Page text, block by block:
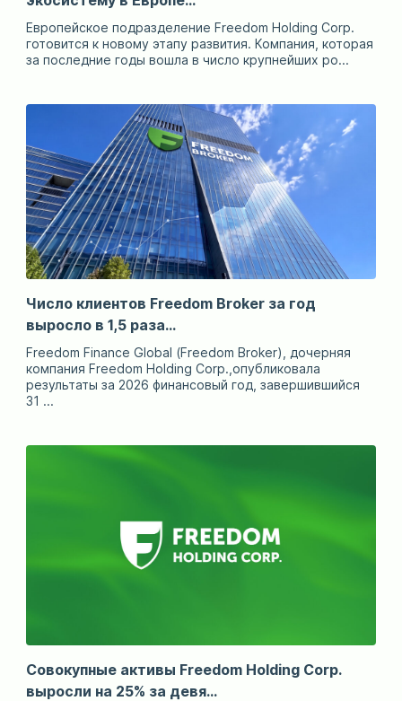
Европейское подразделение Freedom Holding Corp.
готовится к новому этапу развития. Компания, которая
за последние годы вошла в число крупнейших ро...
Число клиентов Freedom Broker за год
выросло в 1,5 раза...
Freedom Finance Global (Freedom Broker), дочерняя
компания Freedom Holding Corp.,опубликовала
результаты за 2026 финансовый год, завершившийся
31 ...
Совокупные активы Freedom Holding Corp.
выросли на 25% за девя...